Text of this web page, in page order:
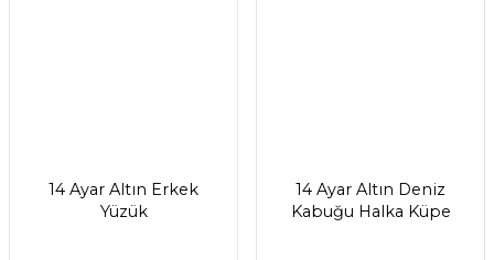
14 Ayar Altın Erkek
Yüzük
14 Ayar Altın Deniz
Kabuğu Halka Küpe